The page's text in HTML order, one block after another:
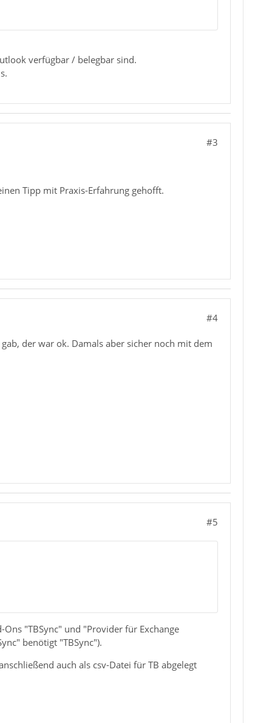
verfügbar / belegbar sind.
#3
Tipp mit Praxis-Erfahrung gehofft.
#4
der war ok. Damals aber sicher noch mit dem
#5
"TBSync" und "Provider für Exchange
benötigt "TBSync").
auch als csv-Datei für TB abgelegt